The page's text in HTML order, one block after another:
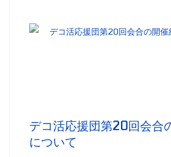
デコ活応援団第20回会合
について